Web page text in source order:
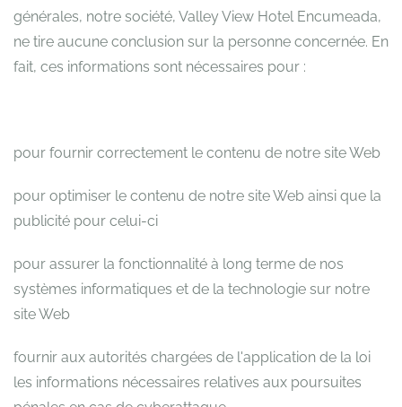
générales, notre société, Valley View Hotel Encumeada,
ne tire aucune conclusion sur la personne concernée. En
fait, ces informations sont nécessaires pour :
pour fournir correctement le contenu de notre site Web
pour optimiser le contenu de notre site Web ainsi que la
publicité pour celui-ci
pour assurer la fonctionnalité à long terme de nos
systèmes informatiques et de la technologie sur notre
site Web
fournir aux autorités chargées de l'application de la loi
les informations nécessaires relatives aux poursuites